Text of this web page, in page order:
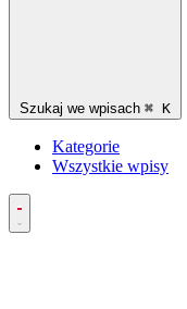
Szukaj we wpisach ⌘ K
Kategorie
Wszystkie wpisy